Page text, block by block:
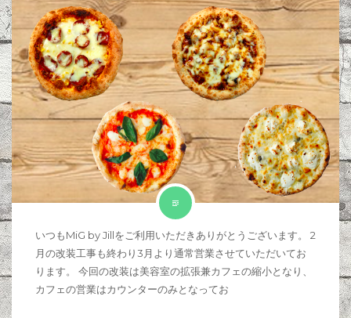
いつもMiG by Jillをご利用いただきありがとうございます。 2
月の改装工事も終わり3月より通常営業させていただいてお
ります。 今回の改装は美容室の拡張兼カフェの縮小となり、
カフェの営業はカウンターのみとなってお